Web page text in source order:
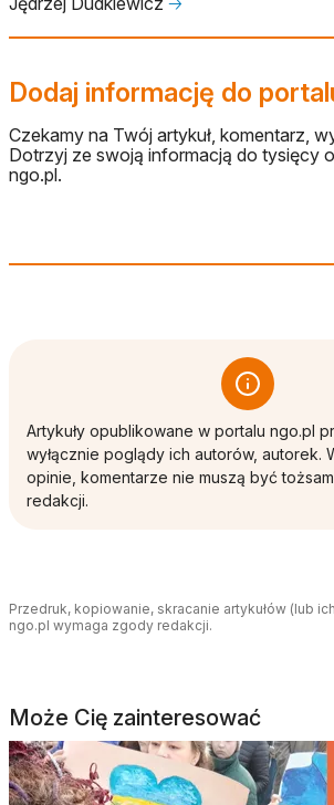
Dodaj informację do
Czekamy na Twój artykuł, komentarz,
Dotrzyj ze swoją informacją do tysięcy
ngo.pl.
Artykuły opublikowane w portalu ngo.pl
wyłącznie poglądy ich autorów, autorek.
opinie, komentarze nie muszą być
redakcji.
Przedruk, kopiowanie, skracanie artykułów (lub
ngo.pl wymaga zgody redakcji.
Może Cię zainteresować